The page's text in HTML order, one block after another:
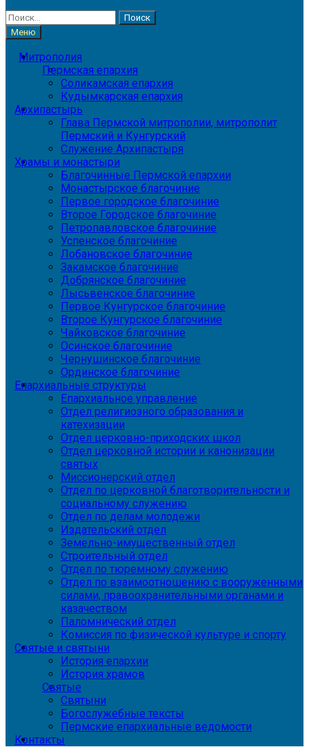
Найти:
Меню
Митрополия
Пермская епархия
Соликамская епархия
Кудымкарская епархия
Архипастырь
Глава Пермской митрополии, митрополит
Пермский и Кунгурский
Служение Архипастыря
Храмы и монастыри
Благочинные Пермской епархии
Монастырское благочиние
Первое городское благочиние
Второе Городское благочиние
Петропавловское благочиние
Успенское благочиние
Лобановское благочиние
Закамское благочиние
Добрянское благочиние
Лысьвенское благочиние
Первое Кунгурское благочиние
Второе Кунгурское благочиние
Чайковское благочиние
Осинское благочиние
Чернушинское благочиние
Ординское благочиние
Епархиальные структуры
Епархиальное управление
Отдел религиозного образования и
катехизации
Отдел церковно-приходских школ
Отдел церковной истории и канонизации
святых
Миссионерский отдел
Отдел по церковной благотворительности и
социальному служению
Отдел по делам молодежи
Издательский отдел
Земельно-имущественный отдел
Строительный отдел
Отдел по тюремному служению
Отдел по взаимоотношению с вооруженными
силами, правоохранительными органами и
казачеством
Паломнический отдел
Комиссия по физической культуре и спорту
Святые и святыни
История епархии
История храмов
Святые
Святыни
Богослужебные тексты
Пермские епархиальные ведомости
Контакты